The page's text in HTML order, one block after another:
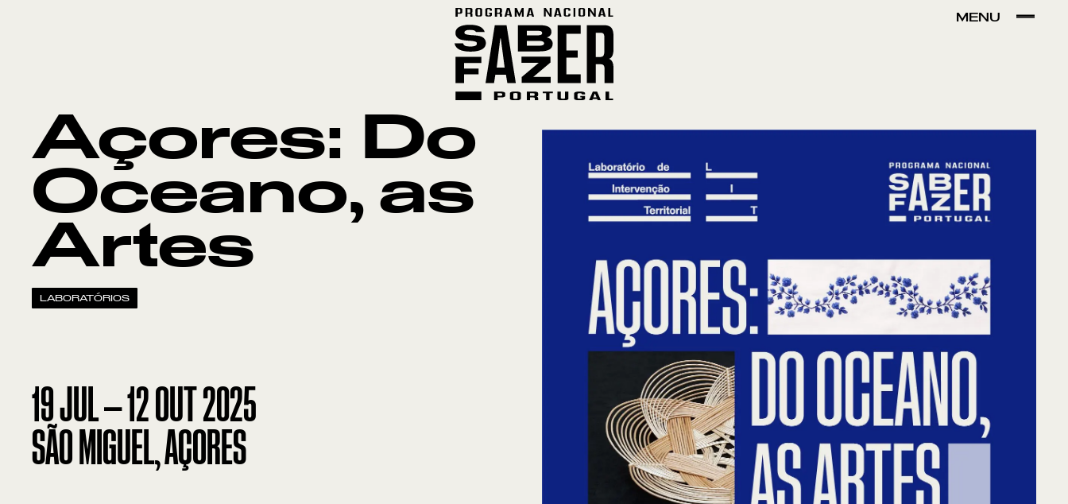
MENU
Açores: Do
Oceano, as
Artes
LABORATÓRIOS
19JUL—12OUT 2025
SÃO MIGUEL, AÇORES